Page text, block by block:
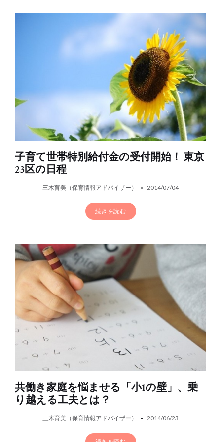
子育て世帯特別給付金の受付開始！ 東京
23区の日程
三木育美（保育情報アドバイザー） 2014/07/04
続きを読む
共働き家庭を悩ませる「小1の壁」、乗
り越える工夫とは？
三木育美（保育情報アドバイザー） 2014/06/23